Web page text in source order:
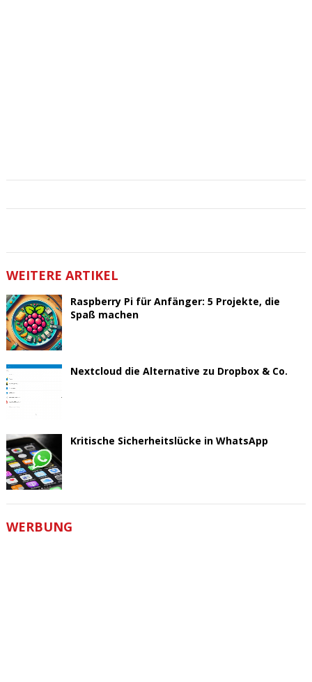
WEITERE ARTIKEL
Raspberry Pi für Anfänger: 5 Projekte, die
Spaß machen
Nextcloud die Alternative zu Dropbox & Co.
Kritische Sicherheitslücke in WhatsApp
WERBUNG